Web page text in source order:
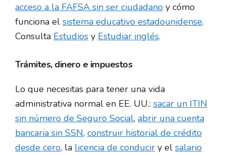
acceso a la FAFSA sin ser ciudadano y cómo
funciona el sistema educativo estadounidense.
Consulta Estudios y Estudiar inglés.
Trámites, dinero e impuestos
Lo que necesitas para tener una vida
administrativa normal en EE. UU.: sacar un ITIN
sin número de Seguro Social, abrir una cuenta
bancaria sin SSN, construir historial de crédito
desde cero, la licencia de conducir y el salario